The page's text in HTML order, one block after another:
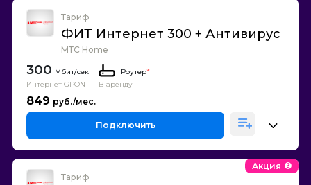
Тариф
ФИТ Интернет 300 + Антивирус
МТС Home
300
Интернет GPON
Роутер*
В аренду
849
Подключить
Тариф
Акция